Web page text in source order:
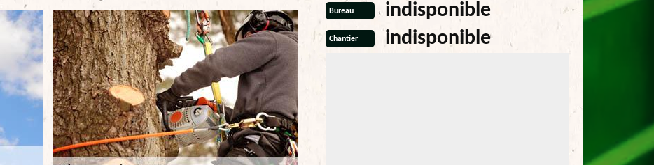
Bureau indisponible
Chantier indisponible